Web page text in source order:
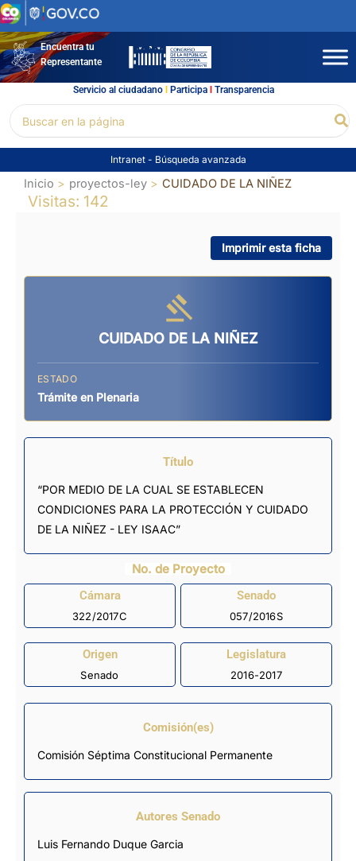
Ir
al
contenidoEncuentra tu
Representante
Servicio al ciudadano l Participal Transparencia
por:
Intranet - Búsqueda avanzada
Inicio proyectos-ley CUIDADO DE LA NIÑEZ
Visitas: 142
Imprimir esta ficha
CUIDADO DE LA NIÑEZ
ESTADO
Trámite en Plenaria
Título
“POR MEDIO DE LA CUAL SE ESTABLECEN
CONDICIONES PARA LA PROTECCIÓN Y CUIDADO
DE LA NIÑEZ - LEY ISAAC”
No. de Proyecto
Cámara
322/2017C
Senado
057/2016S
Origen
Senado
Legislatura
2016-2017
Comisión(es)
Comisión Séptima Constitucional Permanente
Autores Senado
Luis Fernando Duque Garcia